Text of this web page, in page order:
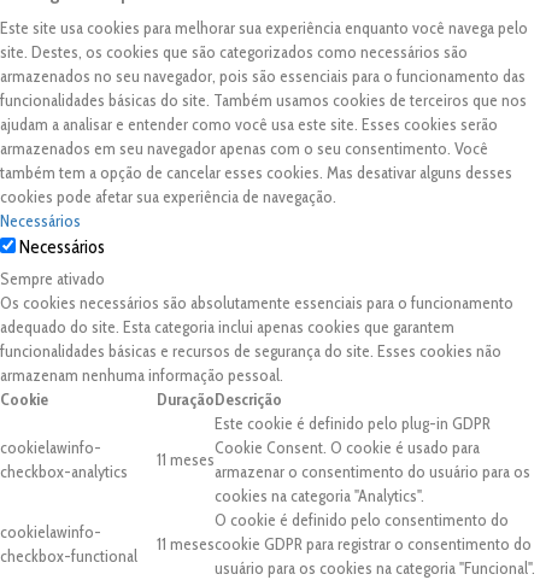
Este site usa cookies para melhorar sua experiência enquanto você navega pelo
site. Destes, os cookies que são categorizados como necessários são
armazenados no seu navegador, pois são essenciais para o funcionamento das
funcionalidades básicas do site. Também usamos cookies de terceiros que nos
ajudam a analisar e entender como você usa este site. Esses cookies serão
armazenados em seu navegador apenas com o seu consentimento. Você
também tem a opção de cancelar esses cookies. Mas desativar alguns desses
cookies pode afetar sua experiência de navegação.
Necessários
Necessários
Sempre ativado
Os cookies necessários são absolutamente essenciais para o funcionamento
adequado do site. Esta categoria inclui apenas cookies que garantem
funcionalidades básicas e recursos de segurança do site. Esses cookies não
armazenam nenhuma informação pessoal.
Cookie
DuraçãoDescrição
cookielawinfo-
checkbox-analytics
11 meses
Este cookie é definido pelo plug-in GDPR
Cookie Consent. O cookie é usado para
armazenar o consentimento do usuário para os
cookies na categoria "Analytics".
cookielawinfo-
checkbox-functional
11 meses
O cookie é definido pelo consentimento do
cookie GDPR para registrar o consentimento do
usuário para os cookies na categoria "Funcional".